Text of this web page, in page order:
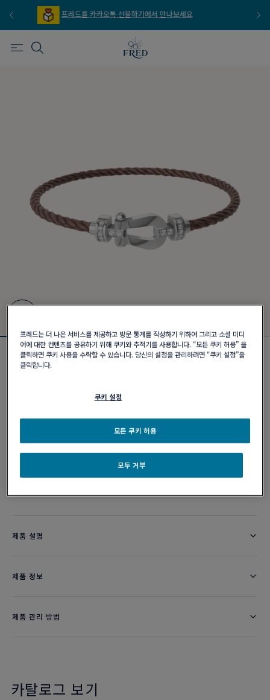
프레드를 이메일 주문 서비스로 만나보세요
포스텐 브레이슬릿
커스터마이즈
제품 설명
제품 정보
제품 관리 방법
카탈로그 보기
프레드는 더 나은 서비스를 제공하고 방문 통계를 작성하기 위하여 그리고 소셜 미디
어에 대한 컨텐츠를 공유하기 위해 쿠키와 추적기를 사용합니다. “모든 쿠키 허용” 을
클릭하면 쿠키 사용을 수락할 수 있습니다. 당신의 설정을 관리하려면 “쿠키 설정”을
클릭합니다.
쿠키 설정
모두 거부
모든 쿠키 허용